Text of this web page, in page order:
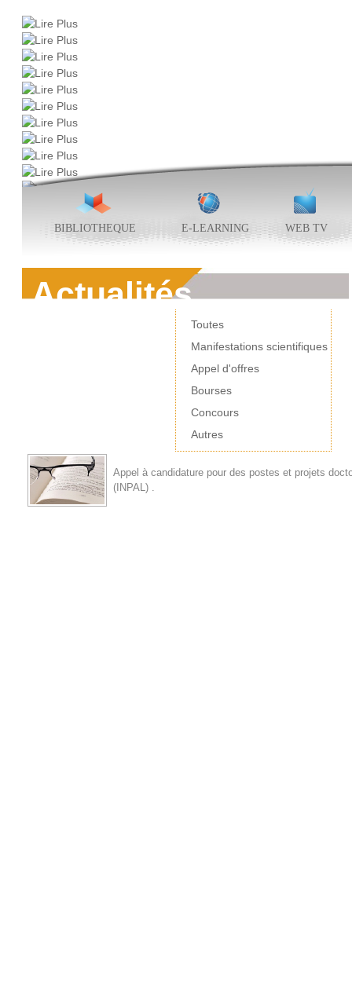
BIBLIOTHEQUE E-LEARNING WEB TV
Actualités
Toutes
Manifestations scientifiques
Appel d'offres
Bourses
Concours
Autres
Appel à candidature pour des postes et projets
(INPAL) .